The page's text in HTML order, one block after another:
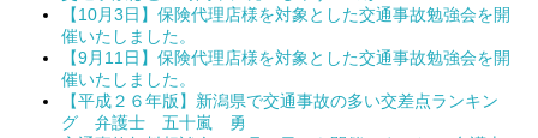
【10月3日】保険代理店様を対象とした交通事故勉強会を開
催いたしました。
【9月11日】保険代理店様を対象とした交通事故勉強会を開
催いたしました。
【平成２６年版】新潟県で交通事故の多い交差点ランキン
グ 弁護士 五十嵐 勇